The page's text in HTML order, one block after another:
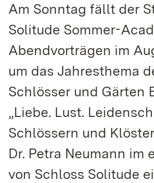
Am Sonntag fällt der
Solitude Sommer-
Abendvorträgen im
um das Jahresthema
Schlösser und Gärten
„Liebe. Lust.
Schlössern und
Dr. Petra Neumann im
von Schloss Solitude